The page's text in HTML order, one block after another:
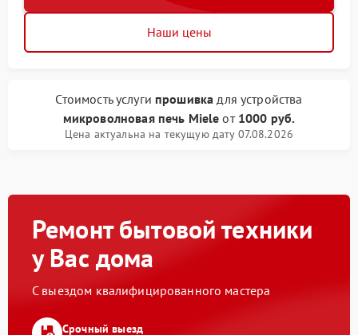
Наши цены
Стоимость услуги прошивка для устройства
микроволновая печь Miele от 1000 руб.
Цена актуальна на текущую дату 07.08.2026
Ремонт бытовой техники
у Вас дома
С выездом квалифицированного мастера
Срочный выезд